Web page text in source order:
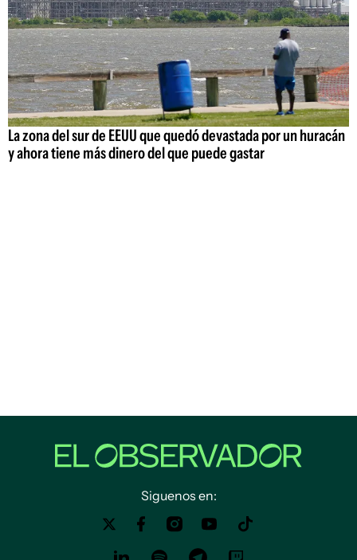
La zona del sur de EEUU que quedó devastada por un huracán
y ahora tiene más dinero del que puede gastar
Siguenos en: